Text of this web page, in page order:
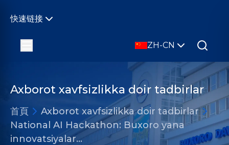
快速链接
ZH-CN
Axborot xavfsizlikka doir tadbirlar
首頁
Axborot xavfsizlikka doir tadbirlar
National AI Hackathon: Buxoro yana
innovatsiyalar…